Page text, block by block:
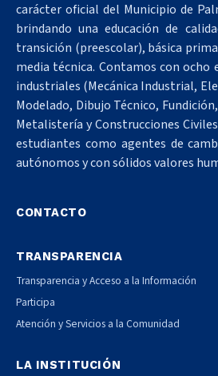
carácter oficial del Municipio de
brindando una educación de
transición (preescolar), básica
media técnica. Contamos con ocho
industriales (Mecánica Industrial,
Modelado, Dibujo Técnico,
Metalistería y Construcciones
estudiantes como agentes de
autónomos y con sólidos valores
CONTACTO
TRANSPARENCIA
Transparencia y Acceso a la Información
Participa
Atención y Servicios a la Comunidad
LA INSTITUCIÓN